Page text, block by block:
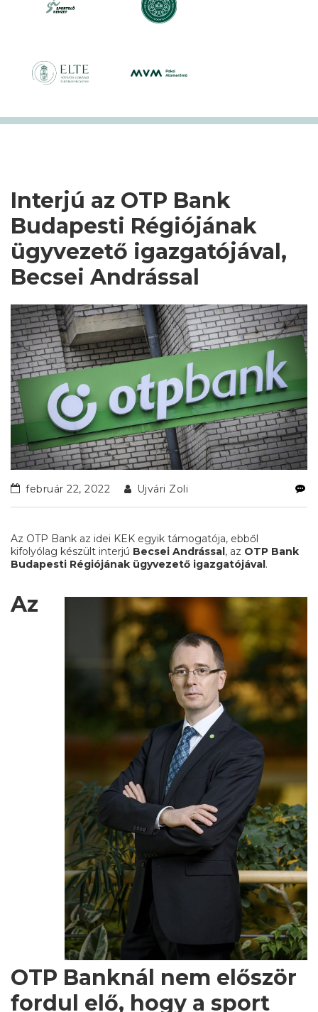
Interjú az OTP Bank
Budapesti Régiójának
ügyvezető igazgatójával,
Becsei Andrással
február 22, 2022 Ujvári Zoli
Az OTP Bank az idei KEK egyik támogatója, ebből
kifolyólag készült interjú Becsei Andrással, az OTP Bank
Budapesti Régiójának ügyvezető igazgatójával.
Az
OTP Banknál nem először
fordul elő, hogy a sport